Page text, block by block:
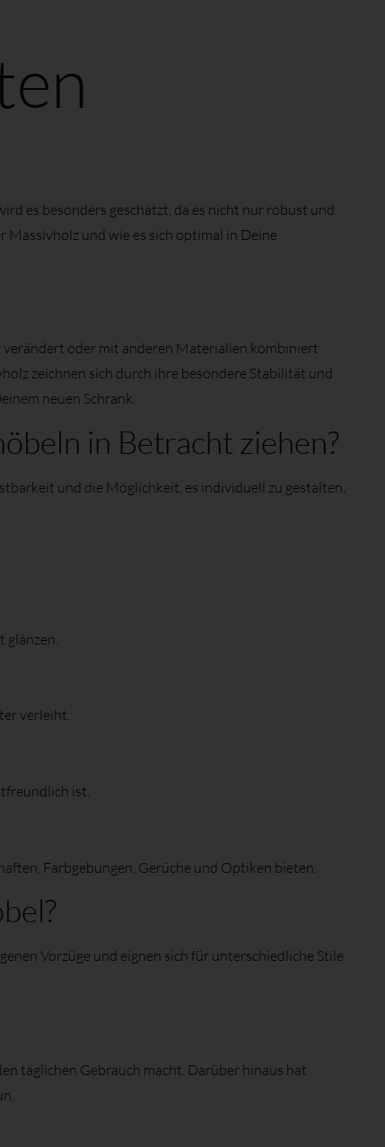
es besonders geschätzt, da es nicht nur robust und
und wie es sich optimal in Deine
verändert oder mit anderen Materialien kombiniert
zeichnen sich durch ihre besondere Stabilität und
neuen Schrank.
in Betracht ziehen?
und die Möglichkeit, es individuell zu gestalten,
verleiht.
ist.
Farbgebungen, Gerüche und Optiken bieten.
Vorzüge und eignen sich für unterschiedliche Stile
täglichen Gebrauch macht. Darüber hinaus hat